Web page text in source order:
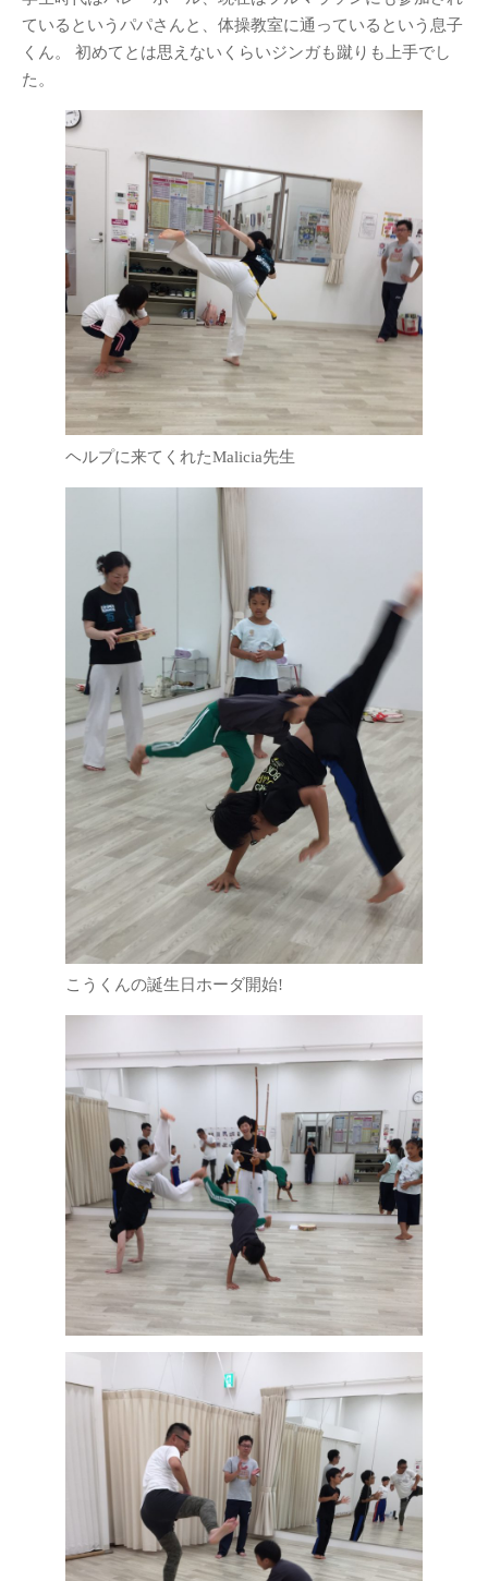
ているというパパさんと、体操教室に通っているという息子
くん。 初めてとは思えないくらいジンガも蹴りも上手でし
た。
ヘルプに来てくれたMalicia先生
こうくんの誕生日ホーダ開始!